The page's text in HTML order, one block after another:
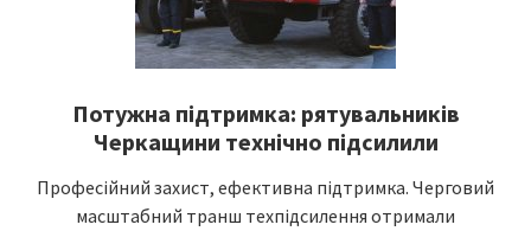
Потужна підтримка: рятувальників
Черкащини технічно підсилили
Професійний захист, ефективна підтримка. Черговий
масштабний транш техпідсилення отримали